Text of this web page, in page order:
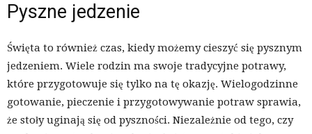
Pyszne jedzenie
Święta to również czas, kiedy możemy cieszyć się pysznym
jedzeniem. Wiele rodzin ma swoje tradycyjne potrawy,
które przygotowuje się tylko na tę okazję. Wielogodzinne
gotowanie, pieczenie i przygotowywanie potraw sprawia,
że stoły uginają się od pyszności. Niezależnie od tego, czy